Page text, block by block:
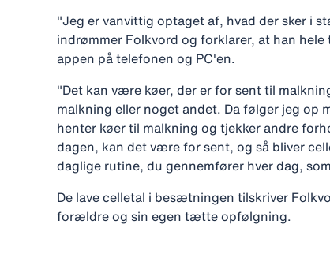
"Jeg er vanvittig optaget af, hvad der sker i
indrømmer Folkvord og forklarer, at han
appen på telefonen og PC'en.
"Det kan være køer, der er for sent til
malkning eller noget andet. Da følger jeg op
henter køer til malkning og tjekker andre
dagen, kan det være for sent, og så bliver
daglige rutine, du gennemfører hver dag,
De lave celletal i besætningen tilskriver
forældre og sin egen tætte opfølgning.